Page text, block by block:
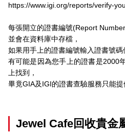
https://www.igi.org/reports/verify-
每張開立的證書編號(Report
並會在資料庫中存檔，
如果用手上的證書編號輸入證書號碼
有可能是因為您手上的證書是2000
上找到，
畢竟GIA及IGI的證書查驗服務只能提
Jewel Cafe回收貴金